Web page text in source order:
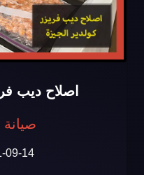
اصلاح ديب
صيانة KOLDAIR
09-14